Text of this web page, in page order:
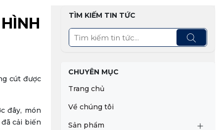
cút được
đây, món
cải biến
TÌM KIẾM TIN TỨC
CHUYÊN MỤC
Trang chủ
Về chúng tôi
Sản phẩm